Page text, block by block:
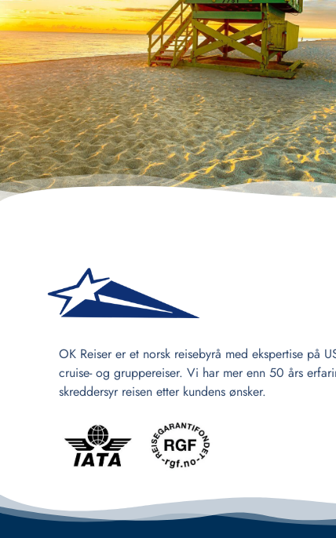
OK Reiser er et norsk reisebyrå med ekspertise på
cruise- og gruppereiser. Vi har mer enn 50 års
skreddersyr reisen etter kundens ønsker.